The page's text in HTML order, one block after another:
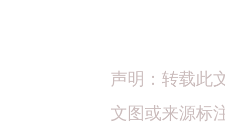
声明：转载此
文图或来源标